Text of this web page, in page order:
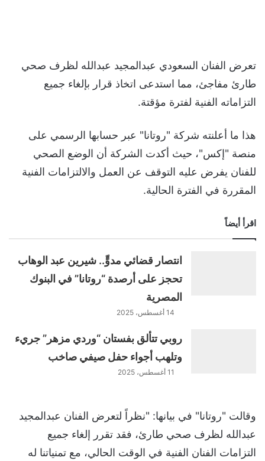
تعرض الفنان السعودي عبدالمجيد عبدالله لظرف صحي
طارئ مفاجئ، مما استدعى اتخاذ قرار بإلغاء جميع
التزاماته الفنية لفترة مؤقتة.
هذا ما أعلنته شركة "روتانا" عبر حسابها الرسمي على
منصة "إكس"، حيث أكدت الشركة أن الوضع الصحي
للفنان يفرض عليه التوقف عن العمل والالتزامات الفنية
المقررة في الفترة الحالية.
اقرأ أيضاً
انتصار قضائي مدوٍّ.. شيرين عبد الوهاب
تحجز على أرصدة “روتانا” في البنوك
المصرية
14 أغسطس، 2025
روبي تتألق بفستان “وردي مزهر” جريء
وتلهب أجواء حفل صيفي صاخب
11 أغسطس، 2025
وقالت "روتانا" في بيانها: "نظراً لتعرض الفنان عبدالمجيد
عبدالله لظرف صحي طارئ، فقد تقرر إلغاء جميع
التزامات الفنان الفنية في الوقت الحالي، مع تمنياتنا له